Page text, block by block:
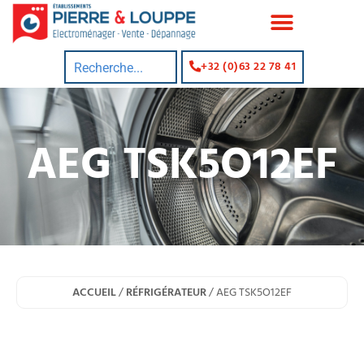
+32 (0)63 22 78 41
AEG TSK5O12EF
ACCUEIL/RÉFRIGÉRATEUR/ AEG TSK5O12EF